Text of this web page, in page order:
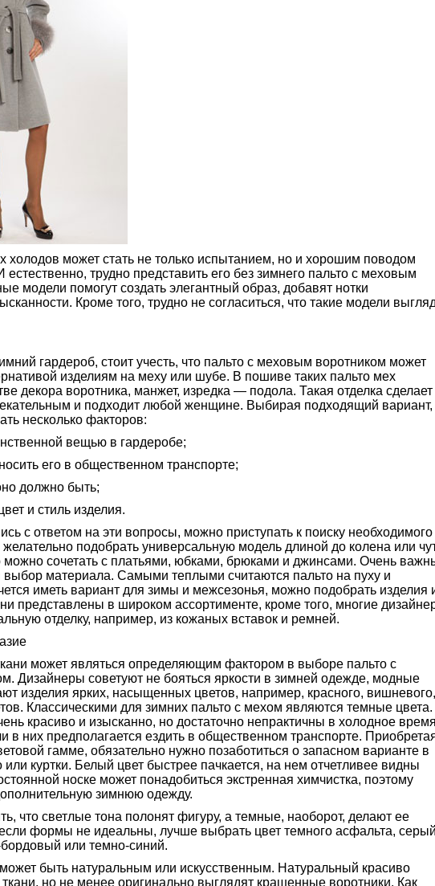
холодов может стать не только испытанием, но и хорошим поводом
естественно, трудно представить его без зимнего пальто с меховым
модели помогут создать элегантный образ, добавят нотки
Кроме того, трудно не согласиться, что такие модели
гардероб, стоит учесть, что пальто с меховым воротником может
изделиям на меху или шубе. В пошиве таких пальто мех
декора воротника, манжет, изредка — подола. Такая отделка сделает
и подходит любой женщине. Выбирая подходящий вариант,
несколько факторов:
вещью в гардеробе;
его в общественном транспорте;
должно быть;
и стиль изделия.
с ответом на эти вопросы, можно приступать к поиску необходимого
подобрать универсальную модель длиной до колена или
можно сочетать с платьями, юбками, брюками и джинсами. Очень
выбор материала. Самыми теплыми считаются пальто на пуху и
иметь вариант для зимы и межсезонья, можно подобрать изделия
представлены в широком ассортименте, кроме того, многие
отделку, например, из кожаных вставок и ремней.
может являться определяющим фактором в выборе пальто с
Дизайнеры советуют не бояться яркости в зимней одежде, модные
изделия ярких, насыщенных цветов, например, красного, вишневого,
Классическими для зимних пальто с мехом являются темные цвета.
красиво и изысканно, но достаточно непрактичны в холодное
в них предполагается ездить в общественном транспорте.
гамме, обязательно нужно позаботиться о запасном варианте в
или куртки. Белый цвет быстрее пачкается, на нем отчетливее видны
носке может понадобиться экстренная химчистка, поэтому
зимнюю одежду.
что светлые тона полонят фигуру, а темные, наоборот, делают ее
формы не идеальны, лучше выбрать цвет темного асфальта,
или темно-синий.
быть натуральным или искусственным. Натуральный красиво
но не менее оригинально выглядят крашенные воротники. Как